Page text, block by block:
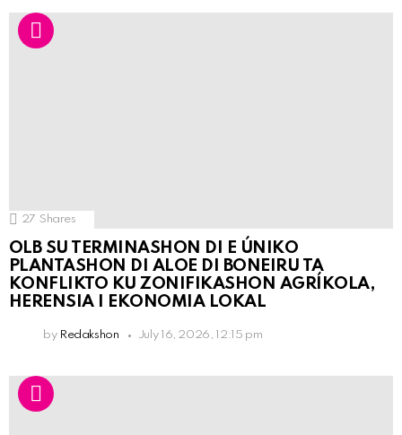
27 Shares
OLB SU TERMINASHON DI E ÚNIKO
PLANTASHON DI ALOE DI BONEIRU TA
KONFLIKTO KU ZONIFIKASHON AGRÍKOLA,
HERENSIA I EKONOMIA LOKAL
by Redakshon July 16, 2026, 12:15 pm